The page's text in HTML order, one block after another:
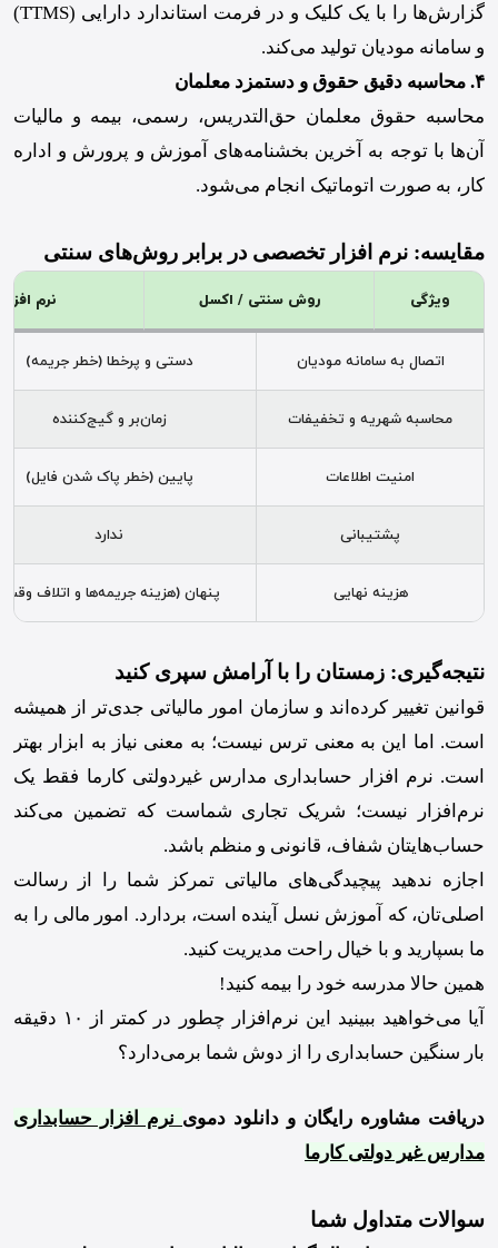
گزارش‌ها را با یک کلیک و در فرمت استاندارد دارایی (TTMS)
و سامانه مودیان تولید می‌کند.
۴. محاسبه دقیق حقوق و دستمزد معلمان
محاسبه حقوق معلمان حق‌التدریس، رسمی، بیمه و مالیات
آن‌ها با توجه به آخرین بخشنامه‌های آموزش و پرورش و اداره
کار، به صورت اتوماتیک انجام می‌شود.
مقایسه: نرم افزار تخصصی در برابر روش‌های سنتی
ویژگی روش سنتی / اکسل نرم
اتصال به سامانه مودیان دستی و پرخطا (خطر جریمه)
محاسبه شهریه و تخفیفات زمان‌بر و گیج‌کننده
امنیت اطلاعات پایین (خطر پاک شدن فایل)
پشتیبانی ندارد
هزینه نهایی پنهان (هزینه جریمه‌ها و اتلاف
نتیجه‌گیری: زمستان را با آرامش سپری کنید
قوانین تغییر کرده‌اند و سازمان امور مالیاتی جدی‌تر از همیشه
است. اما این به معنی ترس نیست؛ به معنی نیاز به ابزار بهتر
است. نرم افزار حسابداری مدارس غیردولتی کارما فقط یک
نرم‌افزار نیست؛ شریک تجاری شماست که تضمین می‌کند
حساب‌هایتان شفاف، قانونی و منظم باشد.
اجازه ندهید پیچیدگی‌های مالیاتی تمرکز شما را از رسالت
اصلی‌تان، که آموزش نسل آینده است، بردارد. امور مالی را به
ما بسپارید و با خیال راحت مدیریت کنید.
همین حالا مدرسه خود را بیمه کنید!
آیا می‌خواهید ببینید این نرم‌افزار چطور در کمتر از ۱۰ دقیقه
بار سنگین حسابداری را از دوش شما برمی‌دارد؟
دریافت مشاوره رایگان و دانلود دموی نرم افزار حسابداری
مدارس غیر دولتی کارما
سوالات متداول شما